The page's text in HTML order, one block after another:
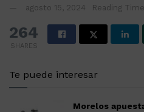
agosto 15, 2024 Reading
264
SHARES
Te puede interesar
Morelos